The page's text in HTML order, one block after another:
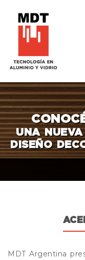
UNA
DISEÑO
MDT Argentina